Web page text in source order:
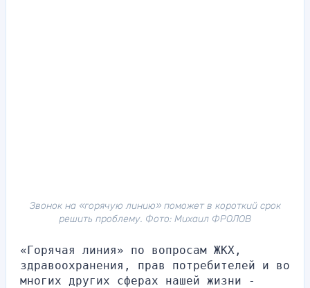
Звонок на «горячую линию» поможет в короткий срок
решить проблему. Фото: Михаил ФРОЛОВ
«Горячая линия» по вопросам ЖКХ,
здравоохранения, прав потребителей и во
многих других сферах нашей жизни -